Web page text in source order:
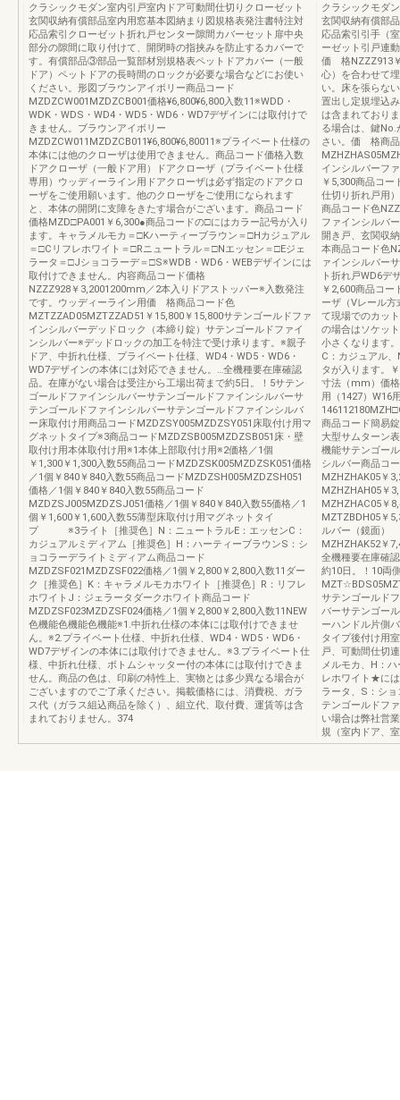
クラシックモダン室内引戸室内ドア可動間仕切りクローゼット
玄関収納有償部品室内用窓基本図納まり図規格表発注書特注対
応品索引クローゼット折れ戸センター隙間カバーセット扉中央
部分の隙間に取り付けて、開閉時の指挟みを防止するカバーで
す。有償部品③部品一覧部材別規格表ペットドアカバー（一般
ドア）ペットドアの長時間のロックが必要な場合などにお使い
ください。形図ブラウンアイボリー商品コード
MZDZCW001MZDZCB001価格¥6,800¥6,800入数11※WDD・
WDK・WDS・WD4・WD5・WD6・WD7デザインには取付けで
きません。ブラウンアイボリー
MZDZCW011MZDZCB011¥6,800¥6,80011※プライベート仕様の
本体には他のクローザは使用できません。商品コード価格入数
ドアクローザ（一般ドア用）ドアクローザ（プライベート仕様
専用）ウッディーライン用ドアクローザは必ず指定のドアクロ
ーザをご使用願います。他のクローザをご使用になられます
と、本体の開閉に支障をきたす場合がございます。商品コード
価格MZD□PA001￥6,300●商品コードの□にはカラー記号が入り
ます。キャラメルモカ＝□Kハーティーブラウン＝□Hカジュアル
＝□Cリフレホワイト＝□Rニュートラル＝□Nエッセン＝□Eジェ
ラータ＝□Jショコラーデ＝□S※WDB・WD6・WEBデザインには
取付けできません。内容商品コード価格
NZZZ928￥3,2001200mm／2本入りドアストッパー※入数発注
です。ウッディーライン用価 格商品コード色
MZTZZAD05MZTZZAD51￥15,800￥15,800サテンゴールドファ
インシルバーデッドロック（本締り錠）サテンゴールドファイ
ンシルバー※デッドロックの加工を特注で受け承ります。※親子
ドア、中折れ仕様、プライベート仕様、WD4・WD5・WD6・
WD7デザインの本体には対応できません。…全機種要在庫確認
品。在庫がない場合は受注から工場出荷まで約5日。！5サテン
ゴールドファインシルバーサテンゴールドファインシルバーサ
テンゴールドファインシルバーサテンゴールドファインシルバ
ー床取付け用商品コードMZDZSY005MZDZSY051床取付け用マ
グネットタイプ※3商品コードMZDZSB005MZDZSB051床・壁
取付け用本体取付け用※1本体上部取付け用※2価格／1個
￥1,300￥1,300入数55商品コードMZDZSK005MZDZSK051価格
／1個￥840￥840入数55商品コードMZDZSH005MZDZSH051
価格／1個￥840￥840入数55商品コード
MZDZSJ005MZDZSJ051価格／1個￥840￥840入数55価格／1
個￥1,600￥1,600入数55薄型床取付け用マグネットタイ
プ ※3ライト［推奨色］N：ニュートラルE：エッセンC：
カジュアルミディアム［推奨色］H：ハーティーブラウンS：シ
ョコラーデライトミディアム商品コード
MZDZSF021MZDZSF022価格／1個￥2,800￥2,800入数11ダー
ク［推奨色］K：キャラメルモカホワイト［推奨色］R：リフレ
ホワイトJ：ジェラータダークホワイト商品コード
MZDZSF023MZDZSF024価格／1個￥2,800￥2,800入数11NEW
色機能色機能色機能※1.中折れ仕様の本体には取付けできませ
ん。※2.プライベート仕様、中折れ仕様、WD4・WD5・WD6・
WD7デザインの本体には取付けできません。※3.プライベート仕
様、中折れ仕様、ボトムシャッター付の本体には取付けできま
せん。商品の色は、印刷の特性上、実物とは多少異なる場合が
ございますのでご了承ください。掲載価格には、消費税、ガラ
ス代（ガラス組込商品を除く）、組立代、取付費、運賃等は含
まれておりません。374
クラシックモダ
玄関収納有償部
応品索引引手（
ーゼット引戸連
価 格NZZZ913
心）を合わせて
い。床を張らな
置出し定規埋込
は含まれており
る場合は、鍵No.
さい。価 格商
インシルバーフ
￥5,300商品コ
仕切り折れ戸用
商品コード色
ファインシルバ
開き戸、玄関収
本商品コード色
ァインシルバー
ト折れ戸WD6デ
￥2,600商品コ
ーザ（Vレール
て現場でのカッ
の場合はソケッ
小さくなります
C：カジュアル
タが入ります。
寸法（mm）価
用（1427）W16
商品コード簡易
大型サムターン
機能サテンゴー
シルバー商品コ
MZHZHAK05￥
MZHZHAH05￥
MZHZHAC05￥
MZTZBDH05￥
ルバー（鏡面）
MZHZHAK52￥
全機種要在庫確
約10日。！10両
サテンゴールド
バーサテンゴー
ーハンドル片側
タイプ後付け用
戸、可動間仕切
メルモカ、H：
レホワイト★に
ラータ、S：シ
テンゴールドフ
い場合は弊社営
規（室内ドア、